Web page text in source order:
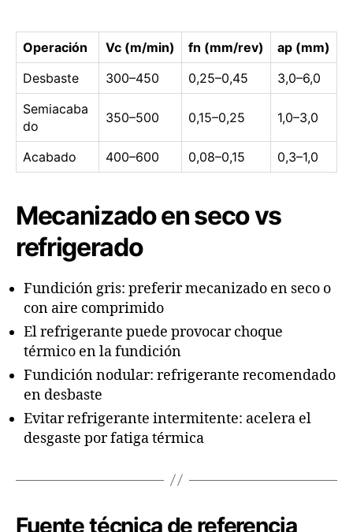
Operación Vc (m/min) fn (mm/rev)
ap (mm)
Desbaste
300–450 0,25–0,45
3,0–6,0
Semiacaba
do
350–500 0,15–0,25 1,0–3,0
Acabado 400–600 0,08–0,15 0,3–1,0
Mecanizado en seco vs
refrigerado
Fundición gris: preferir mecanizado en seco o
con aire comprimido
El refrigerante puede provocar choque
térmico en la fundición
Fundición nodular: refrigerante recomendado
en desbaste
Evitar refrigerante intermitente: acelera el
desgaste por fatiga térmica
Fuente técnica de referencia